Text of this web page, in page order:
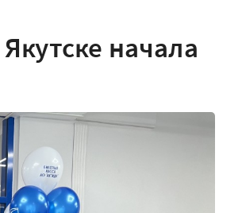
начала